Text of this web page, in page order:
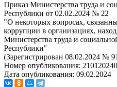
Приказ Министерства труда и
Республики от 02.02.2024 № 22
"О некоторых вопросах,
коррупции в организациях,
Министерства труда и
Республики"
(Зарегистрирован 08.02.2024 №
Номер опубликования:
Дата опубликования: 09.02.2024